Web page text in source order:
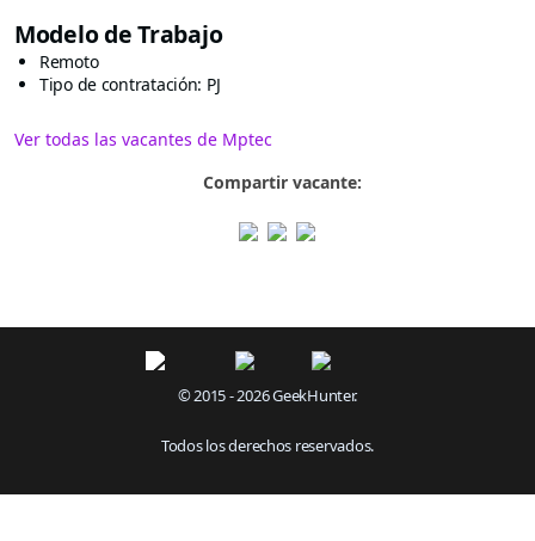
Modelo de Trabajo
Remoto
Tipo de contratación: PJ
Ver todas las vacantes de Mptec
Compartir vacante:
© 2015 - 2026 GeekHunter.
Todos los derechos reservados.